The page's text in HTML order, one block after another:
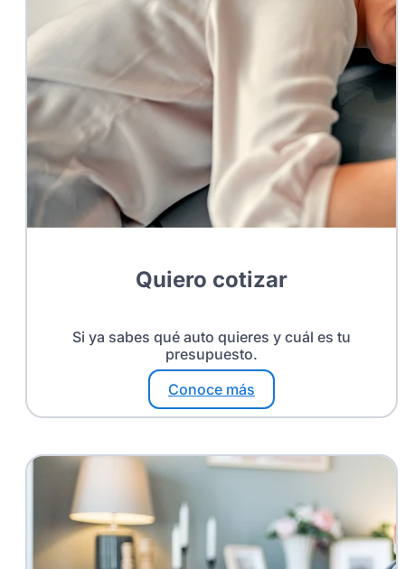
Quiero cotizar
Si ya sabes qué auto quieres y cuál es tu
presupuesto.
Conoce más